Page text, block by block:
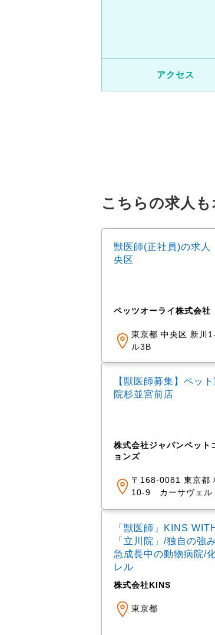
アクセス
こちらの求人
獣医師(正社員)の求
央区
ペッツオーライ株式会社
東京都 中央区 新川
ル3B
【獣医師募集】ペッ
院杉並宮前店
株式会社ジャパンペット
ョンズ
〒168-0081 東京都
10-9 カーサヴェル
「獣医師」KINS
「立川院」/独自の強
急成長中の動物病院/
レル
株式会社KINS
東京都